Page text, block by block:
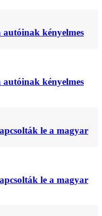
autóinak kényelmes
autóinak kényelmes
le a magyar
le a magyar